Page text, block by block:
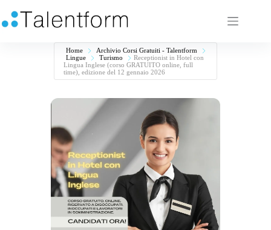
Home
Archivio Corsi Gratuiti - Talentform
Lingue
Turismo
Receptionist in Hotel con
Lingua Inglese (corso GRATUITO online, full
time), edizione del 12 gennaio 2026